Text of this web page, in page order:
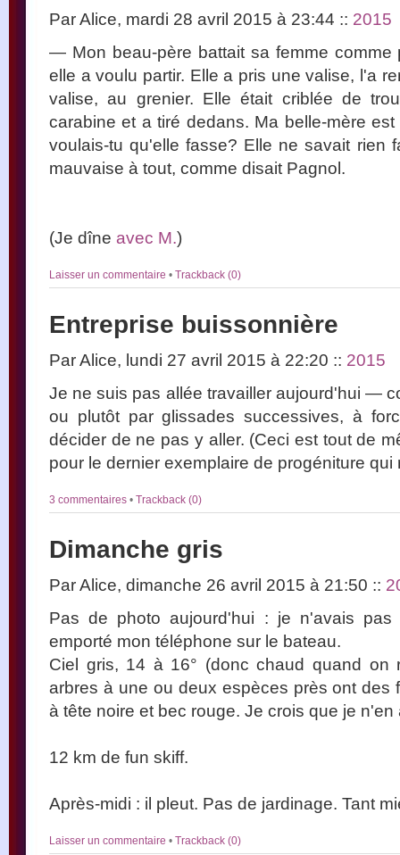
Par Alice, mardi 28 avril 2015 à 23:44 :: 2015
— Mon beau-père battait sa femme comme
elle a voulu partir. Elle a pris une valise, l'a
valise, au grenier. Elle était criblée de
carabine et a tiré dedans. Ma belle-mère est
voulais-tu qu'elle fasse? Elle ne savait rien
mauvaise à tout, comme disait Pagnol.
(Je dîne avec M.)
Laisser un commentaire • Trackback (0)
Entreprise buissonnière
Par Alice, lundi 27 avril 2015 à 22:20 :: 2015
Je ne suis pas allée travailler aujourd'hui —
ou plutôt par glissades successives, à
décider de ne pas y aller. (Ceci est tout de
pour le dernier exemplaire de progéniture qui
3 commentaires • Trackback (0)
Dimanche gris
Par Alice, dimanche 26 avril 2015 à 21:50 ::
Pas de photo aujourd'hui : je n'avais
emporté mon téléphone sur le bateau.
Ciel gris, 14 à 16° (donc chaud quand on
arbres à une ou deux espèces près ont des
à tête noire et bec rouge. Je crois que je
12 km de fun skiff.
Après-midi : il pleut. Pas de jardinage. Tant
Laisser un commentaire • Trackback (0)